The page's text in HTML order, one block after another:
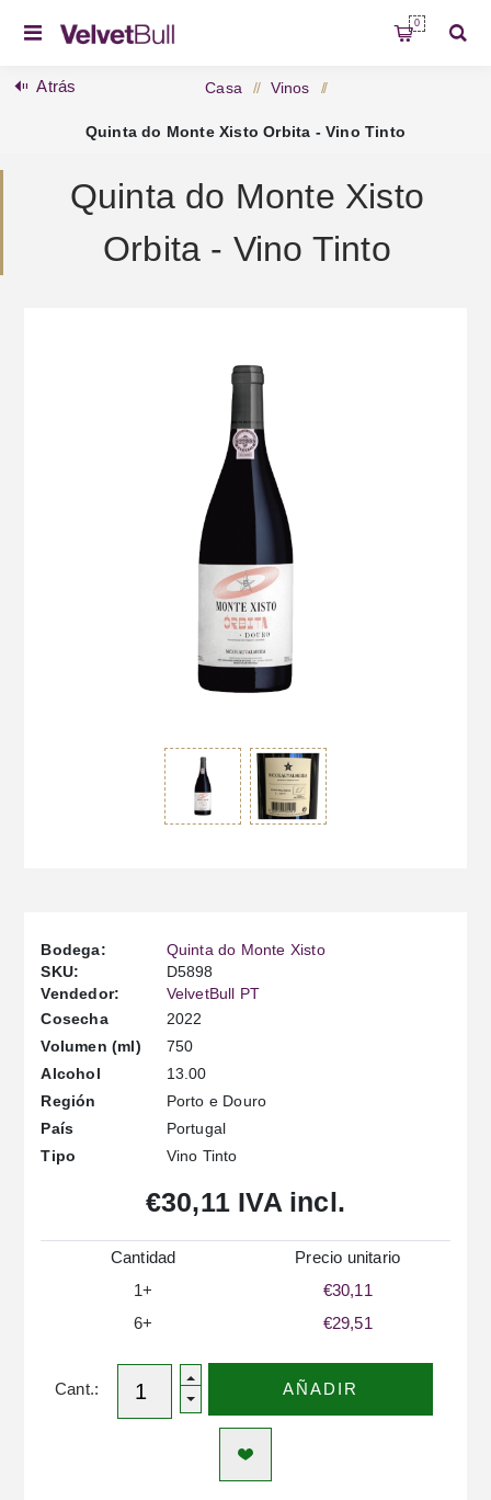
0
Atrás Casa / Vinos /
Quinta do Monte Xisto Orbita - Vino Tinto
Quinta do Monte Xisto
Orbita - Vino Tinto
Bodega:
Quinta do Monte Xisto
SKU:
D5898
Vendedor:
VelvetBull PT
Cosecha
2022
Volumen (ml)
750
Alcohol
13.00
Región
Porto e Douro
País
Portugal
Tipo
Vino Tinto
€30,11 IVA incl.
Cantidad
1+
6+
Precio unitario
€30,11
€29,51
Cant.: AÑADIR